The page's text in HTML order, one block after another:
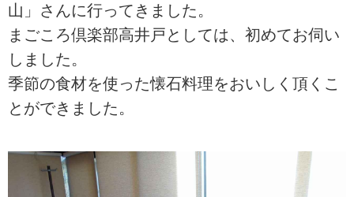
山」さんに行ってきました。
まごころ倶楽部高井戸としては、初めてお伺い
しました。
季節の食材を使った懐石料理をおいしく頂くこ
とができました。